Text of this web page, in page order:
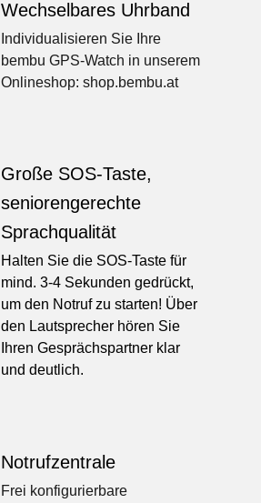
Wechselbares Uhrband
Individualisieren Sie Ihre
bembu GPS-Watch in unserem
Onlineshop: shop.bembu.at
Große SOS-Taste,
seniorengerechte
Sprachqualität
Halten Sie die SOS-Taste für
mind. 3-4 Sekunden gedrückt,
um den Notruf zu starten! ​Über
den Lautsprecher hören Sie
Ihren Gesprächspartner klar
und deutlich.
Notrufzentrale
Frei konfigurierbare